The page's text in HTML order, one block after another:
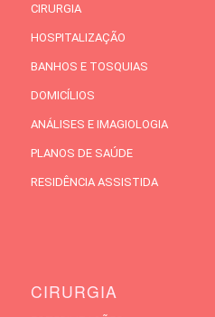
CIRURGIA
HOSPITALIZAÇÃO
BANHOS E TOSQUIAS
DOMICÍLIOS
ANÁLISES E IMAGIOLOGIA
PLANOS DE SAÚDE
RESIDÊNCIA ASSISTIDA
CIRURGIA